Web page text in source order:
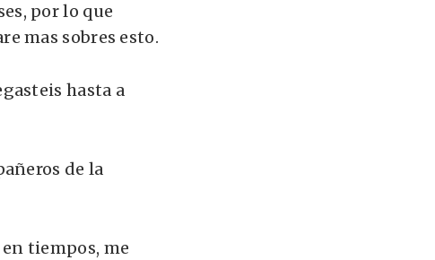
por lo que
mas sobres esto.
hasta a
de la
en tiempos, me